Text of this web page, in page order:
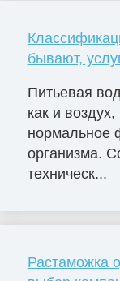
бывают,
Питьевая
как и
нормальное
организма.
техническ...
Растаможка